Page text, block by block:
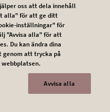
SE260703_11732604
a global audience.
oss att dela innehåll
alla" för att ge ditt
inställningar" för
"Avvisa alla" för att
Du kan ändra dina
genom att trycka på
Avvisa alla